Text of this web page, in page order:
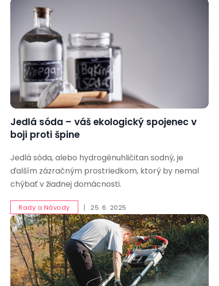
Jedlá sóda – váš ekologický spojenec v
boji proti špine
Jedlá sóda, alebo hydrogénuhličitan sodný, je
ďalším zázračným prostriedkom, ktorý by nemal
chýbať v žiadnej domácnosti.
Rady a Návody 25. 6. 2025